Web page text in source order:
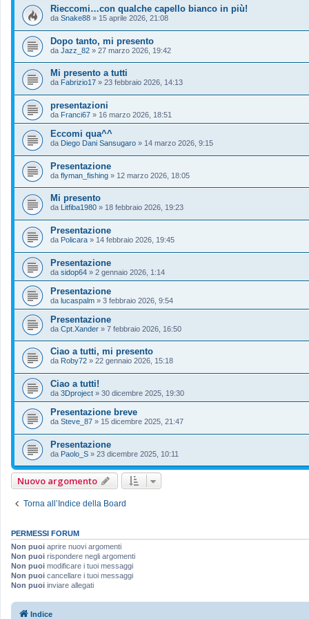
Rieccomi…con qualche capello bianco in più!
da Snake88 » 15 aprile 2026, 21:08
Dopo tanto, mi presento
da Jazz_82 » 27 marzo 2026, 19:42
Mi presento a tutti
da Fabrizio17 » 23 febbraio 2026, 14:13
presentazioni
da Franci67 » 16 marzo 2026, 18:51
Eccomi qua^^
da Diego Dani Sansugaro » 14 marzo 2026, 9:15
Presentazione
da flyman_fishing » 12 marzo 2026, 18:05
Mi presento
da Litfiba1980 » 18 febbraio 2026, 19:23
Presentazione
da Policara » 14 febbraio 2026, 19:45
Presentazione
da sidop64 » 2 gennaio 2026, 1:14
Presentazione
da lucaspalm » 3 febbraio 2026, 9:54
Presentazione
da Cpt.Xander » 7 febbraio 2026, 16:50
Ciao a tutti, mi presento
da Roby72 » 22 gennaio 2026, 15:18
Ciao a tutti!
da 3Dproject » 30 dicembre 2025, 19:30
Presentazione breve
da Steve_87 » 15 dicembre 2025, 21:47
Presentazione
da Paolo_S » 23 dicembre 2025, 10:11
Nuovo argomento
Torna all’Indice della Board
PERMESSI FORUM
Non puoi aprire nuovi argomenti
Non puoi rispondere negli argomenti
Non puoi modificare i tuoi messaggi
Non puoi cancellare i tuoi messaggi
Non puoi inviare allegati
Indice